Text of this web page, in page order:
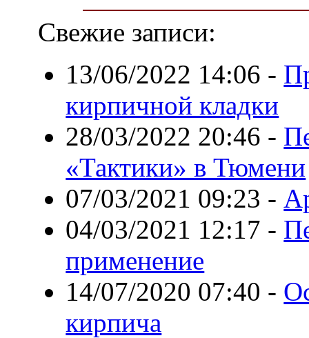
Свежие записи:
13/06/2022 14:06 -
кирпичной кладки
28/03/2022 20:46 -
«Тактики» в Тюмени
07/03/2021 09:23 -
04/03/2021 12:17 -
применение
14/07/2020 07:40 -
кирпича